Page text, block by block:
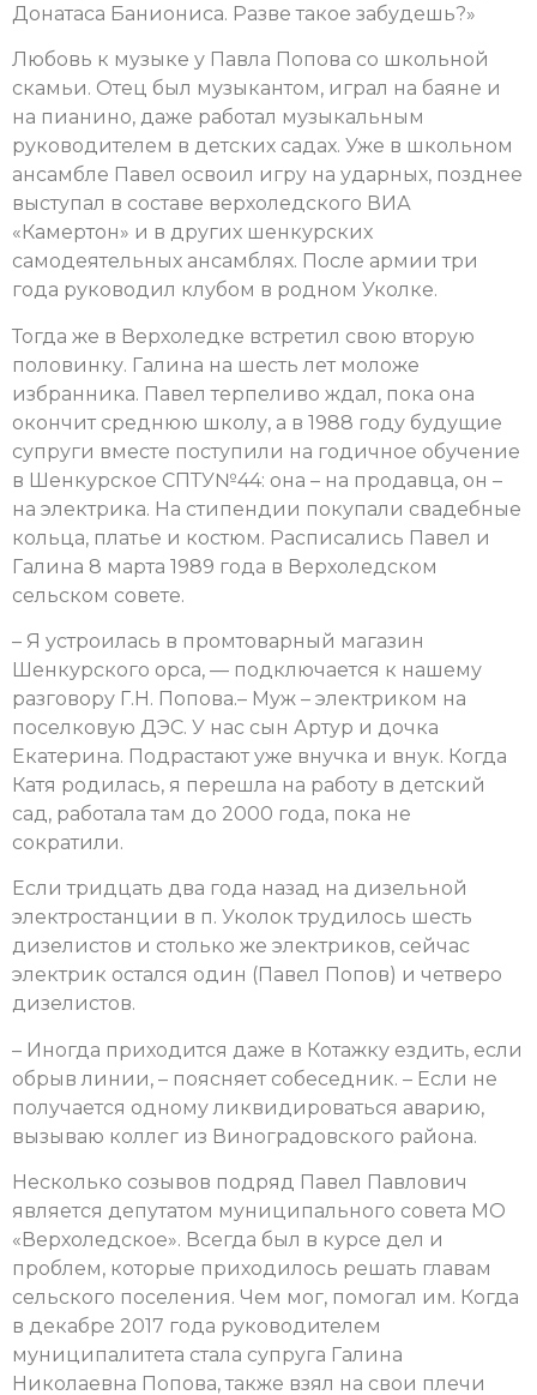
Донатаса Баниониса. Разве такое забудешь?»
Любовь к музыке у Павла Попова со школьной
скамьи. Отец был музыкантом, играл на баяне и
на пианино, даже работал музыкальным
руководителем в детских садах. Уже в школьном
ансамбле Павел освоил игру на ударных, позднее
выступал в составе верхоледского ВИА
«Камертон» и в других шенкурских
самодеятельных ансамблях. После армии три
года руководил клубом в родном Уколке.
Тогда же в Верхоледке встретил свою вторую
половинку. Галина на шесть лет моложе
избранника. Павел терпеливо ждал, пока она
окончит среднюю школу, а в 1988 году будущие
супруги вместе поступили на годичное обучение
в Шенкурское СПТУ№44: она – на продавца, он –
на электрика. На стипендии покупали свадебные
кольца, платье и костюм. Расписались Павел и
Галина 8 марта 1989 года в Верхоледском
сельском совете.
– Я устроилась в промтоварный магазин
Шенкурского орса, — подключается к нашему
разговору Г.Н. Попова.– Муж – электриком на
поселковую ДЭС. У нас сын Артур и дочка
Екатерина. Подрастают уже внучка и внук. Когда
Катя родилась, я перешла на работу в детский
сад, работала там до 2000 года, пока не
сократили.
Если тридцать два года назад на дизельной
электростанции в п. Уколок трудилось шесть
дизелистов и столько же электриков, сейчас
электрик остался один (Павел Попов) и четверо
дизелистов.
– Иногда приходится даже в Котажку ездить, если
обрыв линии, – поясняет собеседник. – Если не
получается одному ликвидироваться аварию,
вызываю коллег из Виноградовского района.
Несколько созывов подряд Павел Павлович
является депутатом муниципального совета МО
«Верхоледское». Всегда был в курсе дел и
проблем, которые приходилось решать главам
сельского поселения. Чем мог, помогал им. Когда
в декабре 2017 года руководителем
муниципалитета стала супруга Галина
Николаевна Попова, также взял на свои плечи